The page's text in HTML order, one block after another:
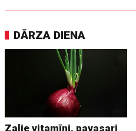
DĀRZA DIENA
Zaļie vitamīni, pavasari